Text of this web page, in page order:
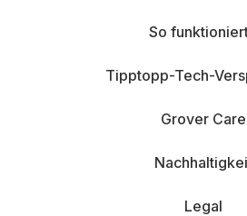
So
Tipptopp-Tech-
Grover Care
Legal